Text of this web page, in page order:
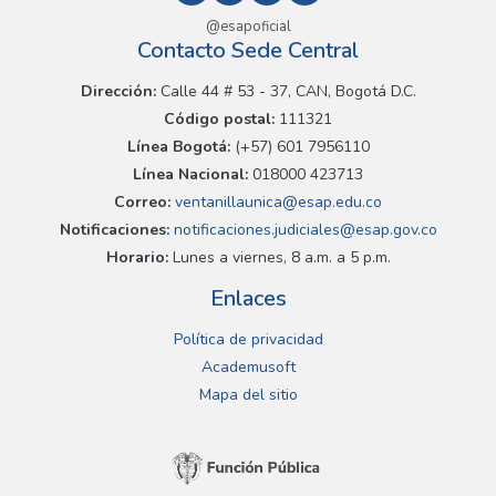
@esapoficial
Contacto Sede Central
Dirección:Calle 44 # 53 - 37, CAN, Bogotá D.C.
Código postal: 111321
Línea Bogotá:(+57) 601 7956110
Línea Nacional: 018000 423713
Correo: ventanillaunica@esap.edu.co
Notificaciones:notificaciones.judiciales@esap.gov.co
Horario:Lunes a viernes, 8 a.m. a 5 p.m.
Enlaces
Política de privacidad
Academusoft
Mapa del sitio